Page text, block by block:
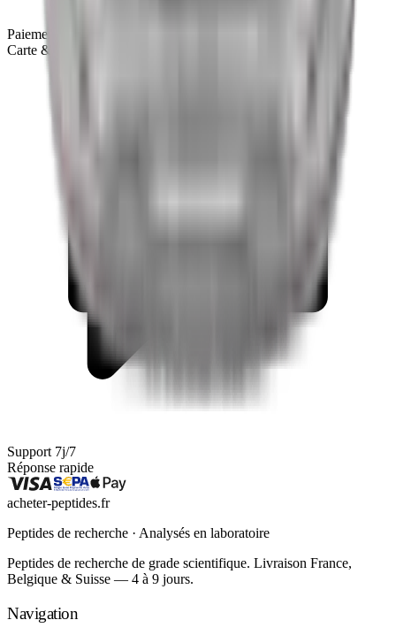
Paiement sécurisé
Carte & Apple Pay
Support 7j/7
Réponse rapide
acheter-peptides.fr
Peptides de recherche · Analysés en laboratoire
Peptides de recherche de grade scientifique. Livraison France,
Belgique & Suisse — 4 à 9 jours.
Navigation